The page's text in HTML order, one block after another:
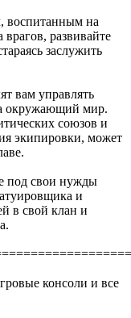
воспитанным на
развивайте
заслужить
вам управлять
окружающий мир.
союзов и
экипировки, может
под свои нужды
и
в свой клан и
консоли и все